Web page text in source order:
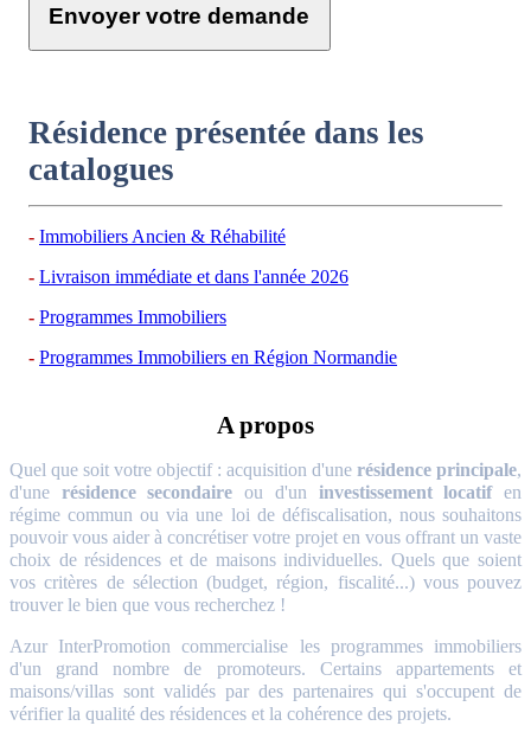
Envoyer votre demande
Résidence présentée dans les
catalogues
Immobiliers Ancien & Réhabilité
Livraison immédiate et dans l'année 2026
Programmes Immobiliers
Programmes Immobiliers en Région Normandie
A propos
Quel que soit votre objectif : acquisition d'une résidence principale,
d'une résidence secondaire ou d'un investissement locatifen
régime commun ou via une loi de défiscalisation, nous souhaitons
pouvoir vous aider à concrétiser votre projet en vous offrant un vaste
choix de résidences et de maisons individuelles. Quels que soient
vos critères de sélection (budget, région, fiscalité...) vous pouvez
trouver le bien que vous recherchez !
Azur InterPromotion commercialise les programmes immobiliers
d'un grand nombre de promoteurs. Certains appartements et
maisons/villas sont validés par des partenaires qui s'occupent de
vérifier la qualité des résidences et la cohérence des projets.